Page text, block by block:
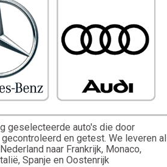
geselecteerde auto's die door
en getest. We leveren al
naar Frankrijk, Monaco,
Spanje en Oostenrijk